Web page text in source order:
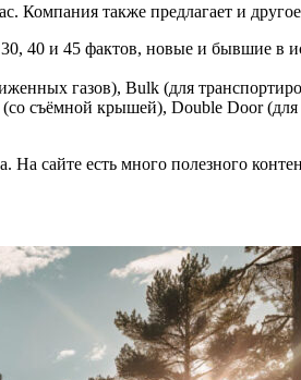
также предлагает и
40 и 45 фактов, новые и бывшие в
газов), Bulk (для
съёмной крышей), Double Door
сайте есть много полезного